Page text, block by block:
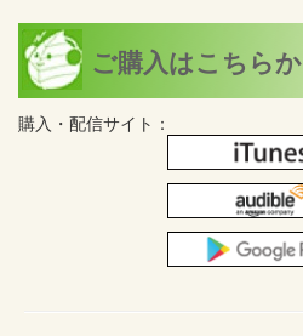
ご購入はこちら
購入・配信サイト：